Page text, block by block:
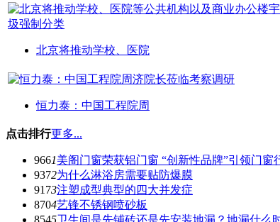
北京将推动学校、医院
恒力泰：中国工程院周
点击排行更多...
9661美阁门窗荣获铝门窗 “创新性品牌”引领门窗
9372为什么淋浴房需要贴防爆膜
9173注塑成型典型的四大并发症
8704艺锋不锈钢喷砂板
8545卫生间是先铺砖还是先安装地漏？地漏什么